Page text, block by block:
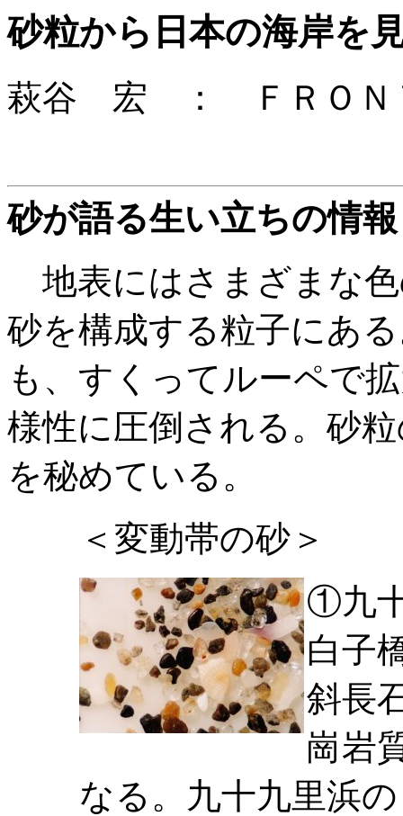
砂粒から日本の海岸を
萩谷 宏 ： ＦＲＯＮ
砂が語る生い立ちの情報
地表にはさまざまな
砂を構成する粒子にあ
も、すくってルーペで
様性に圧倒される。砂
を秘めている。
＜変動帯の砂＞
①九
白子
斜長
崗岩
なる。九十九里浜